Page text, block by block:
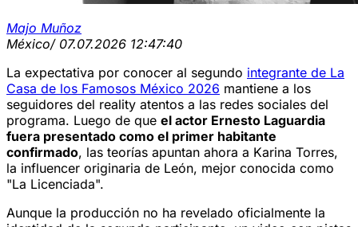
Majo Muñoz
México/ 07.07.2026 12:47:40
La expectativa por conocer al segundo integrante de La
Casa de los Famosos México 2026 mantiene a los
seguidores del reality atentos a las redes sociales del
programa. Luego de que el actor Ernesto Laguardia
fuera presentado como el primer habitante
confirmado, las teorías apuntan ahora a Karina Torres,
la influencer originaria de León, mejor conocida como
"La Licenciada".
Aunque la producción no ha revelado oficialmente la